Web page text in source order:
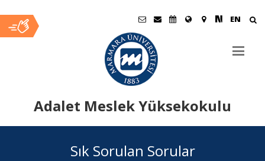
EN
Adalet Meslek Yüksekokulu
Sık Sorulan Sorular